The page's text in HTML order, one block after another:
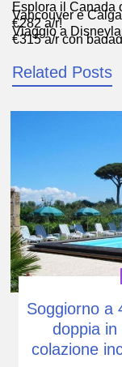
Navigazione
articoli
Esplora il Canada
Vancouver e
€282 a/r!
Viaggio a
€315 a/r con
Related Posts
Soggiorno a
doppia
colazione